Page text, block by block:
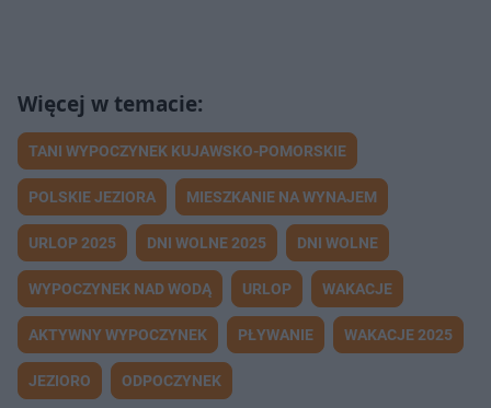
TANI WYPOCZYNEK KUJAWSKO-POMORSKIE
POLSKIE JEZIORA MIESZKANIE NA WYNAJEM
URLOP 2025 DNI WOLNE 2025 DNI WOLNE
WYPOCZYNEK NAD WODĄ URLOP WAKACJE
AKTYWNY WYPOCZYNEK PŁYWANIE WAKACJE 2025
JEZIORO ODPOCZYNEK